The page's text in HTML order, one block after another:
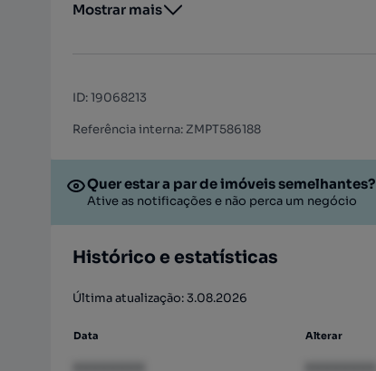
Mostrar mais
ID:19068213
Referência interna: ZMPT586188
Quer estar a par de imóveis semelhantes?
Ative as notificações e não perca um negócio
Histórico e estatísticas
Última atualização: 3.08.2026
Data Alterar